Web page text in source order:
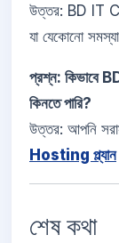
উত্তর: BD IT
যা যেকোনো
প্রশ্ন:
কিনতে পারি?
উত্তর: আপনি
Hosting প্ল্যান
শেষ কথা